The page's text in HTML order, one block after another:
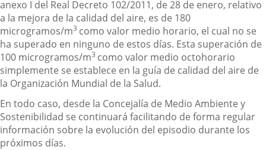
anexo I del Real Decreto 102/2011, de 28 de enero, relativo
a la mejora de la calidad del aire, es de 180
microgramos/m3 como valor medio horario, el cual no se
ha superado en ninguno de estos días. Esta superación de
100 microgramos/m3 como valor medio octohorario
simplemente se establece en la guía de calidad del aire de
la Organización Mundial de la Salud.
En todo caso, desde la Concejalía de Medio Ambiente y
Sostenibilidad se continuará facilitando de forma regular
información sobre la evolución del episodio durante los
próximos días.